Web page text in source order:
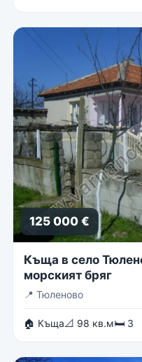
125 000 €
Къща в село
морският бряг
📍 Тюленово
🏠 Къща📐 98 кв.м🛏 3